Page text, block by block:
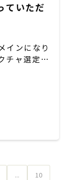
ていただ
インになり
チャ選定
らは中長
っていただ
... 10